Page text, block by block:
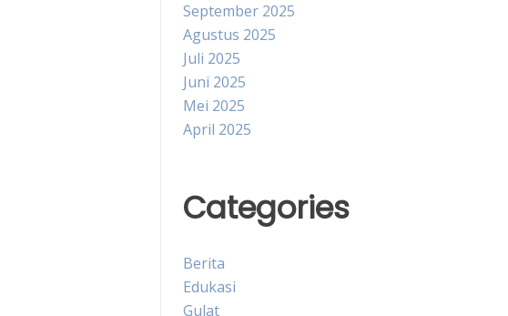
September 2025
Agustus 2025
Juli 2025
Juni 2025
Mei 2025
April 2025
Categories
Berita
Edukasi
Gulat